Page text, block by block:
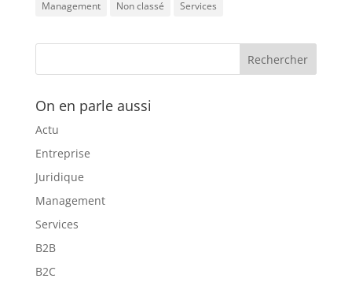
Management
Non classé Services
On en parle aussi
Actu
Entreprise
Juridique
Management
Services
B2B
B2C